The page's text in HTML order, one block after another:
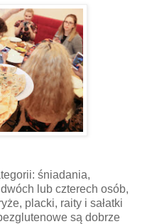
śniadania,
lub czterech osób,
placki, raity i sałatki
są dobrze